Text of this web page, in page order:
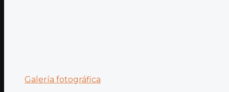
Galería fotográfica